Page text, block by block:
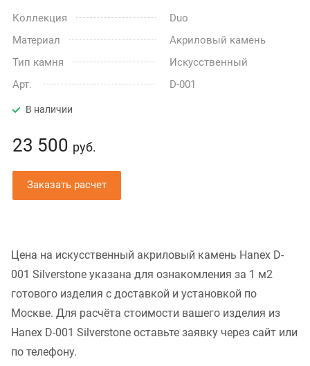
Коллекция
Duo
Материал
Акриловый камень
Тип камня
Искусственный
Арт.
D-001
В наличии
23 500 руб.
Заказать расчет
Цена на искусственный акриловый камень Hanex D-
001 Silverstone указана для ознакомления за 1 м2
готового изделия с доставкой и установкой по
Москве. Для расчёта стоимости вашего изделия из
Hanex D-001 Silverstone оставьте заявку через сайт или
по телефону.